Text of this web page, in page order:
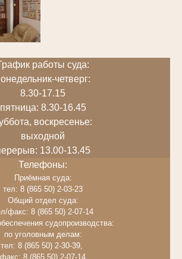
работы суда:
четверг:
8.30-17.15
пятница: 8.30-16.45
воскресенье:
выходной
13.00-13.45
Телефоны:
Приёмная суда:
тел: 8 (865 50) 2-03-23
Общий отдел суда:
факс: 8 (865 50) 2-07-14
судопроизводства:
по уголовным делам:
тел: 8 (865 50) 2-30-39,
факс: 8 (865 50) 2-07-14